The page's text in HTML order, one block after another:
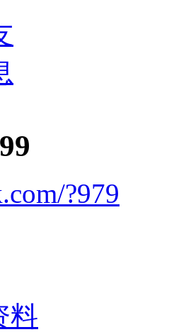
?979
料